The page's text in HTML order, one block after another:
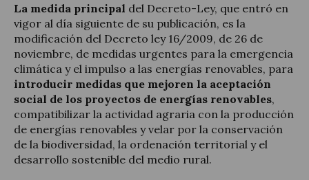
La medida principal del Decreto-Ley, que entró en
vigor al día siguiente de su publicación, es la
modificación del Decreto ley 16/2009, de 26 de
noviembre, de medidas urgentes para la emergencia
climática y el impulso a las energías renovables, para
introducir medidas que mejoren la aceptación
social de los proyectos de energías renovables,
compatibilizar la actividad agraria con la producción
de energías renovables y velar por la conservación
de la biodiversidad, la ordenación territorial y el
desarrollo sostenible del medio rural.